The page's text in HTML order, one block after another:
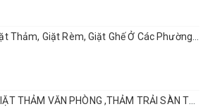
Dịch Vụ Giặt Thảm, Giặt Rèm, Giặt Ghế Ở Các Phường Hà Nội
DỊCH VỤ GIẶT THẢM VĂN PHÒNG ,THẢM TRẢI SÀN TẠI HÀ NỘI CHUYÊN NGHIỆP UY TÍN GIÁ RẺ